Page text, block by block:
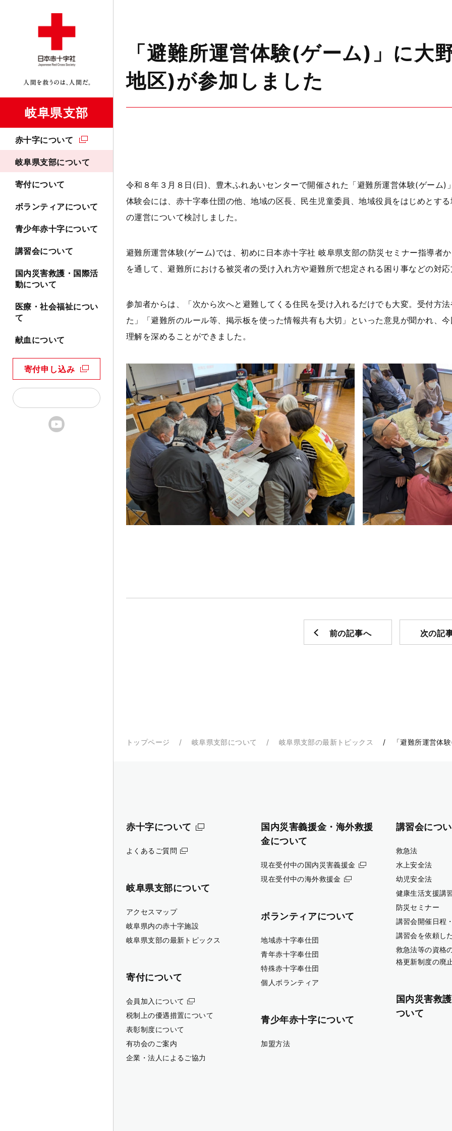
岐阜県支部
赤十字について
岐阜県支部について
寄付について
ボランティアについて
青少年赤十字について
講習会について
国内災害救護・国際活
動について
医療・社会福祉につい
て
献血について
寄付申し込み
「避難所運営体験(ゲーム)」に大
地区)が参加しました
令和８年３月８日 (日 ) 、豊木ふれあいセンターで開催された「避難所運営体験(ゲーム)
体験会には、赤十字奉仕団の他、地域の区長、民生児童委員、地域役員をはじめとす
の運営について検討しました。
避難所運営体験(ゲーム) では、初めに日本赤十字社 岐阜県支部の防災セミナー指導者
を通して、避難所における被災者の受け入れ方や避難所で想定される困り事などの対
参加者からは、「次から次へと避難してくる住民を受け入れるだけでも大変。受付方
た」「避難所のルール等、掲示板を使った情報共有も大切」といった意見が聞かれ、
理解を深めることができました。
前の記事へ 次の記
トップページ 岐阜県支部について 岐阜県支部の最新トピックス 「避難所運営体
赤十字について
よくあるご質問
岐阜県支部について
アクセスマップ
岐阜県内の赤十字施設
岐阜県支部の最新トピックス
寄付について
会員加入について
税制上の優遇措置について
表彰制度について
有功会のご案内
企業・法人によるご協力
国内災害義援金・海外救援
金について
現在受付中の国内災害義援金
現在受付中の海外救援金
ボランティアについて
地域赤十字奉仕団
青年赤十字奉仕団
特殊赤十字奉仕団
個人ボランティア
青少年赤十字について
加盟方法
講習会につ
救急法
水上安全法
幼児安全法
健康生活支援講
防災セミナー
講習会開催日程
講習会を依頼し
救急法等の資格
格更新制度の廃
国内災害救
ついて